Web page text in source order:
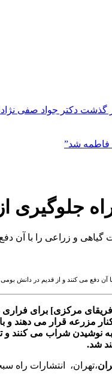
دکتر جواد صفی نژاد،
فاطمه شد”
جلوگیری
و زراعی را با آن
دفع می کنند و از قدیم در دانش
مرکزی] برای فراری
مزرعه قرار می دهند و
نوشیدن شراب می کنند
شد.
،تهران، انتشارات راه